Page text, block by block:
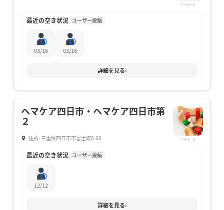
※イメージ
最近の空き状況 ユーザー投稿
03/16 03/16
詳細を見る›
ヘマケア四日市・ヘマケア四日市第
２
住所: 三重県四日市市富士町8-66 ※イメージ
最近の空き状況 ユーザー投稿
12/12
詳細を見る›